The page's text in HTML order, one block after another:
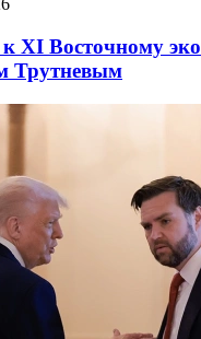
XI Восточному